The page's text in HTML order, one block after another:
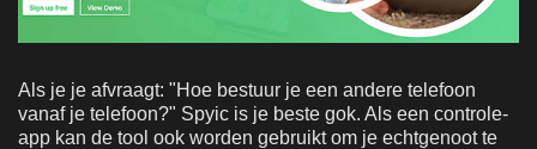
Als je je afvraagt: "Hoe bestuur je een andere telefoon
vanaf je telefoon?" Spyic is je beste gok. Als een controle-
app kan de tool ook worden gebruikt om je echtgenoot te